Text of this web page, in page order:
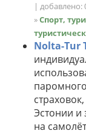
| добавлено:
»Спорт,
Nolta-Tur
Эстонии и
на